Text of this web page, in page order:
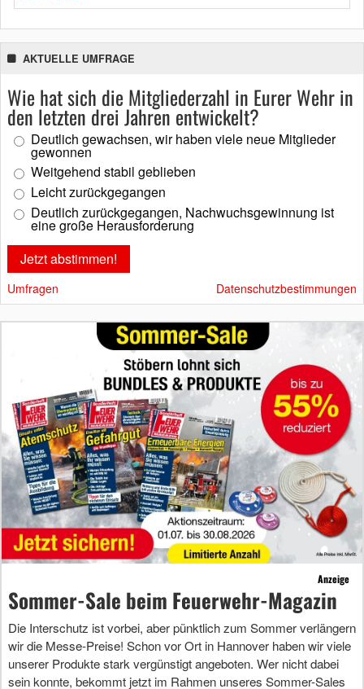
AKTUELLE UMFRAGE
Wie hat sich die Mitgliederzahl in Eurer Wehr in
den letzten drei Jahren entwickelt?
Deutlich gewachsen, wir haben viele neue Mitglieder
gewonnen
Weitgehend stabil geblieben
Leicht zurückgegangen
Deutlich zurückgegangen, Nachwuchsgewinnung ist
eine große Herausforderung
Umfragen Datenschutzbestimmungen
Anzeige
Sommer-Sale beim Feuerwehr-Magazin
Die Interschutz ist vorbei, aber pünktlich zum Sommer verlängern
wir die Messe-Preise! Schon vor Ort in Hannover haben wir viele
unserer Produkte stark vergünstigt angeboten. Wer nicht dabei
sein konnte, bekommt jetzt im Rahmen unseres Sommer-Sales